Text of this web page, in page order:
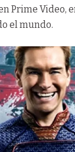
Prime Video,
el mundo.